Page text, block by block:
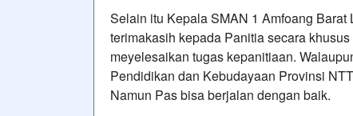
Selain itu Kepala SMAN 1 Amfoang
terimakasih kepada Panitia secara
meyelesaikan tugas kepanitiaan.
Pendidikan dan Kebudayaan Provinsi
Namun Pas bisa berjalan dengan baik.